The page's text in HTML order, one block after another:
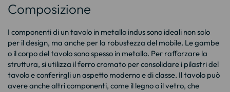
Composizione
I componenti di un tavolo in metallo indussono ideali non solo
per il design, ma anche per la robustezza del mobile. Le gambe
o il corpo del tavolo sono spesso in metallo. Per rafforzare la
struttura, si utilizza il ferro cromato per consolidare i pilastri del
tavolo e conferirgli un aspetto moderno e di classe. Il tavolo può
avere anche altri componenti, come il legno o il vetro, che